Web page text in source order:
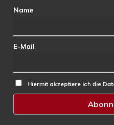
Name
E-Mail
Hiermit akzeptiere ich die